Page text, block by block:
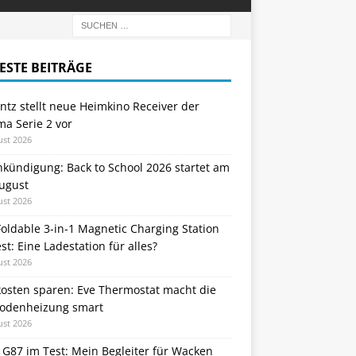
BEITRÄGE
stellt neue Heimkino Receiver der
Serie 2 vor
2026
Back to School 2026 startet am
2026
3-in-1 Magnetic Charging Station
Eine Ladestation für alles?
2026
sparen: Eve Thermostat macht die
smart
2026
im Test: Mein Begleiter für Wacken